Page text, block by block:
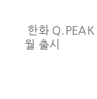
한화
월 출시